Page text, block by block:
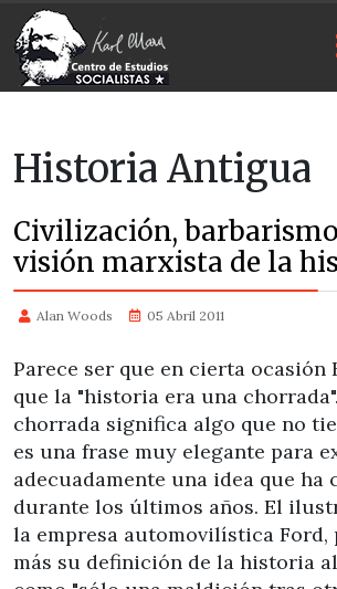
Historia Antigua
Civilización,
visión marxista de la
Alan Woods 05 Abril 2011
Parece ser que en cierta ocasión
que la "historia era una
chorrada significa algo que no
es una frase muy elegante para
adecuadamente una idea que ha
durante los últimos años. El
la empresa automovilística Ford,
más su definición de la historia